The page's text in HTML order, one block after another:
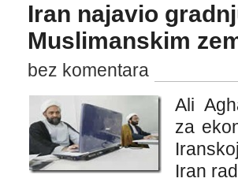
Iran najavio
Muslimanskim
bez komentara
Ali
za
Iran